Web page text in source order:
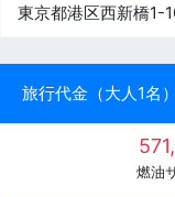
東京都港区西新橋1-
旅行代金（大人1名）
燃油